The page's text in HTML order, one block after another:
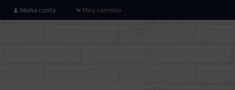
f Minha conta . Meu carrinho